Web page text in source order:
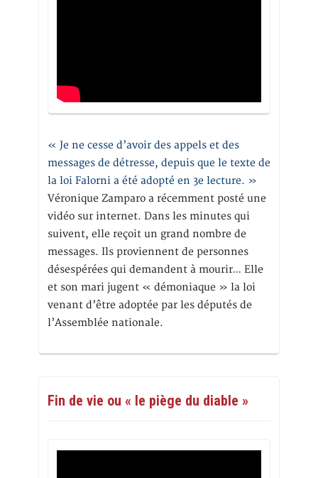
« Je ne cesse d’avoir des appels et des
messages de détresse, depuis que le texte de
la loi Falorni a été adopté en 3e lecture. »
Véronique Zamparo a récemment posté une
vidéo sur internet. Dans les minutes qui
suivent, elle reçoit un grand nombre de
messages. Ils proviennent de personnes
désespérées qui demandent à mourir… Elle
et son mari jugent « démoniaque » la loi
venant d’être adoptée par les députés de
l’Assemblée nationale.
Fin de vie ou « le piège du diable »